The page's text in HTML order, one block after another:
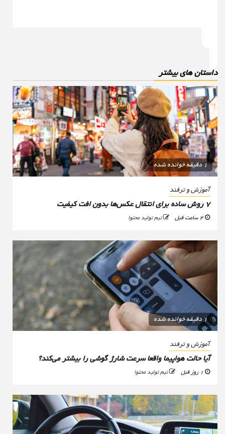
های بیشتر
1 دقیقه خوانده شده
آموزش و ترفند
تیم تولید محتوا
1 دقیقه خوانده شده
آموزش و ترفند
آیا حالت هواپیما واقعا سرعت شارژ گوشی را بیشتر می‌کند؟
تیم تولید محتوا